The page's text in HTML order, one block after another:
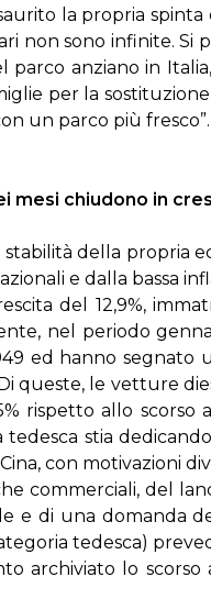
la pro­pria spin­ta
non so­no in­fi­ni­te. Si
an­zia­no in
per la
un par­co più fre­sco”.
me­si chiu­do­no in
del­la pro­pria
e dal­la bas­sa
del 12,9%,
nel pe­rio­do
ed han­no se­gna­to
que­ste, le vet­tu­re
ri­spet­to al­lo scor­so
te­de­sca stia
con mo­ti­va­zio­ni
com­mer­cia­li, del
e di una do­man­da
te­de­sca)
ar­chi­via­to lo scor­so